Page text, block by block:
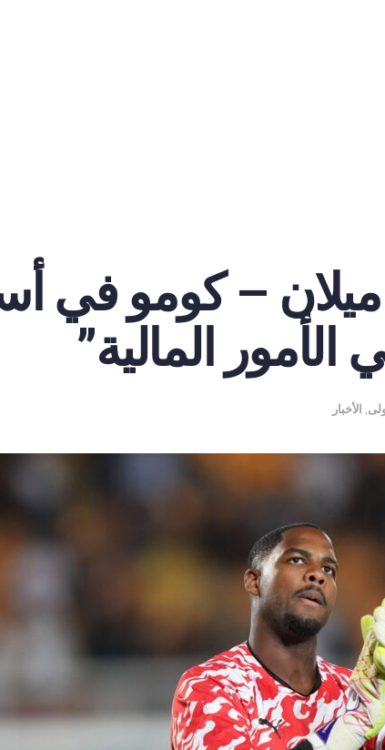
ميلان – كومو في
المالية”
, الأخبار